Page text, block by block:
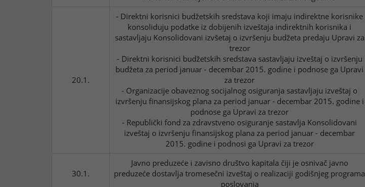
20.1.
- Direktni korisnici budžetskih sredstava koji imaju indirektne korisnike
konsoliduju podatke iz dobijenih izveštaja indirektnih korisnika i
sastavljaju Konsolidovani izvšetaj o izvršenju budžeta predaju Upravi za
trezor
- Direktni korisnici budžetskih sredstava sastavljaju izveštaj o izvršenju
budžeta za period januar - decembar 2015. godine i podnose ga Upravi
za trezor
- Organizacije obaveznog socijalnog osiguranja sastavljaju izveštaj o
izvršenju finansijskog plana za period januar - decembar 2015. godine i
podnose ga Upravi za trezor
- Republički fond za zdravstveno osiguranje sastavlja Konsolidovani
izveštaj o izvršenju finansijskog plana za period januar - decembar
2015. godine i podnosi ga Upravi za trezor
30.1.
Javno preduzeće i zavisno društvo kapitala čiji je osnivač javno
preduzeće dostavlja tromesečni izveštaj o realizaciji godišnjeg programa
poslovanja